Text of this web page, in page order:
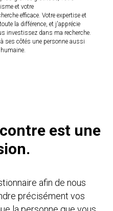
et votre
efficace. Votre expertise et
la différence, et j'apprécie
investissez dans ma recherche.
ses côtés une personne aussi
humaine.
est une
afin de nous
précisément vos